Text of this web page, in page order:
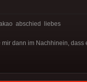
abschied liebes
dann im Nachhinein, dass